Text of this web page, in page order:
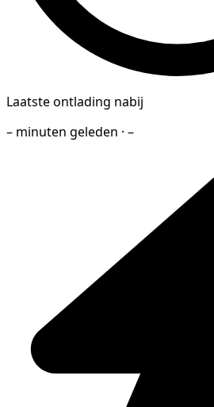
Laatste ontlading nabij
– minuten geleden · –